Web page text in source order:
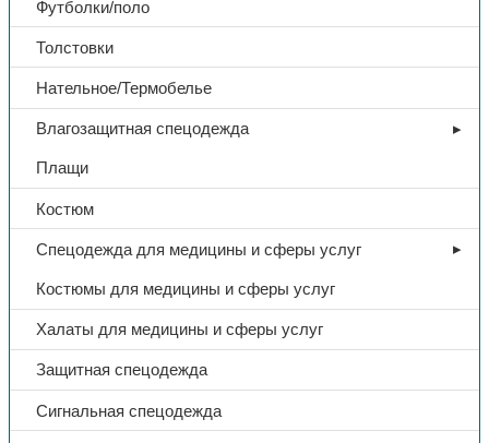
Футболки/поло
Толстовки
Нательное/Термобелье
Влагозащитная спецодежда
Плащи
Костюм
Спецодежда для медицины и сферы услуг
Костюмы для медицины и сферы услуг
Халаты для медицины и сферы услуг
Защитная спецодежда
Сигнальная спецодежда
Ткань
Ручное назначение цен